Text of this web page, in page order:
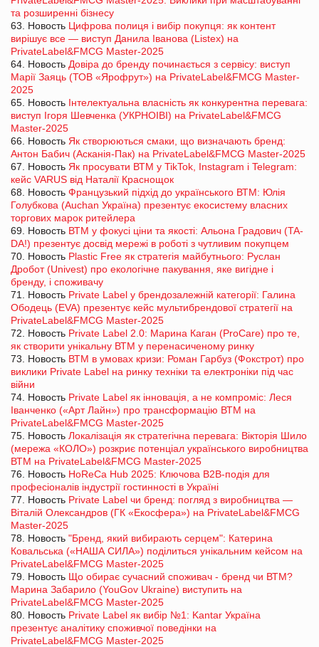
та розширенні бізнесу
63. Новость Цифрова полиця і вибір покупця: як контент
вирішує все — виступ Данила Іванова (Listex) на
PrivateLabel&FMCG Master-2025
64. Новость Довіра до бренду починається з сервісу: виступ
Марії Заяць (ТОВ «Ярофрут») на PrivateLabel&FMCG Master-
2025
65. Новость Інтелектуальна власність як конкурентна перевага:
виступ Ігоря Шевченка (УКРНОІВІ) на PrivateLabel&FMCG
Master-2025
66. Новость Як створюються смаки, що визначають бренд:
Антон Бабич (Асканія-Пак) на PrivateLabel&FMCG Master-2025
67. Новость Як просувати ВТМ у TikTok, Instagram і Telegram:
кейс VARUS від Наталії Краснощок
68. Новость Французький підхід до українського ВТМ: Юлія
Голубкова (Auchan Україна) презентує екосистему власних
торгових марок ритейлера
69. Новость ВТМ у фокусі ціни та якості: Альона Градович (TA-
DA!) презентує досвід мережі в роботі з чутливим покупцем
70. Новость Plastic Free як стратегія майбутнього: Руслан
Дробот (Univest) про екологічне пакування, яке вигідне і
бренду, і споживачу
71. Новость Private Label у брендозалежній категорії: Галина
Ободець (EVA) презентує кейс мультибрендової стратегії на
PrivateLabel&FMCG Master-2025
72. Новость Private Label 2.0: Марина Каган (ProCare) про те,
як створити унікальну ВТМ у перенасиченому ринку
73. Новость ВТМ в умовах кризи: Роман Гарбуз (Фокстрот) про
виклики Private Label на ринку техніки та електроніки під час
війни
74. Новость Private Label як інновація, а не компроміс: Леся
Іванченко («Арт Лайн») про трансформацію ВТМ на
PrivateLabel&FMCG Master-2025
75. Новость Локалізація як стратегічна перевага: Вікторія Шило
(мережа «КОЛО») розкриє потенціал українського виробництва
ВТМ на PrivateLabel&FMCG Master-2025
76. Новость HoReCa Hub 2025: Ключова B2B-подія для
професіоналів індустрії гостинності в Україні
77. Новость Private Label чи бренд: погляд з виробництва —
Віталій Олександров (ГК «Екосфера») на PrivateLabel&FMCG
Master-2025
78. Новость "Бренд, який вибирають серцем": Катерина
Ковальська («НАША СИЛА») поділиться унікальним кейсом на
PrivateLabel&FMCG Master-2025
79. Новость Що обирає сучасний споживач - бренд чи ВТМ?
Марина Забарило (YouGov Ukraine) виступить на
PrivateLabel&FMCG Master-2025
80. Новость Private Label як вибір №1: Kantar Україна
презентує аналітику споживчої поведінки на
PrivateLabel&FMCG Master-2025